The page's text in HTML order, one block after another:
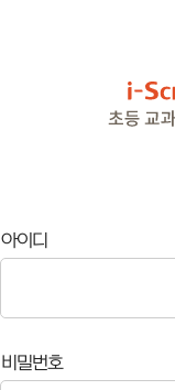
아이디
비밀번호